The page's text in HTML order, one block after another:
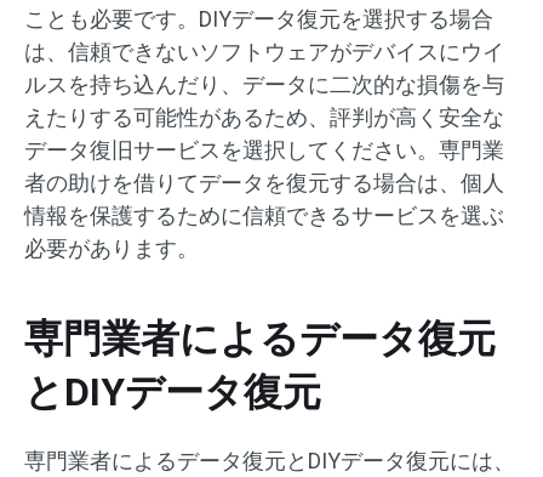
ことも必要です。DIYデータ復元を選択する場合
は、信頼できないソフトウェアがデバイスにウイ
ルスを持ち込んだり、データに二次的な損傷を与
えたりする可能性があるため、評判が高く安全な
データ復旧サービスを選択してください。専門業
者の助けを借りてデータを復元する場合は、個人
情報を保護するために信頼できるサービスを選ぶ
必要があります。
専門業者によるデータ復元
とDIYデータ復元
専門業者によるデータ復元とDIYデータ復元には、